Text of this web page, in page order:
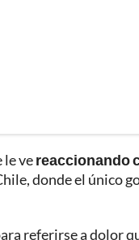
le vereaccionando
donde el único
referirse a dolor